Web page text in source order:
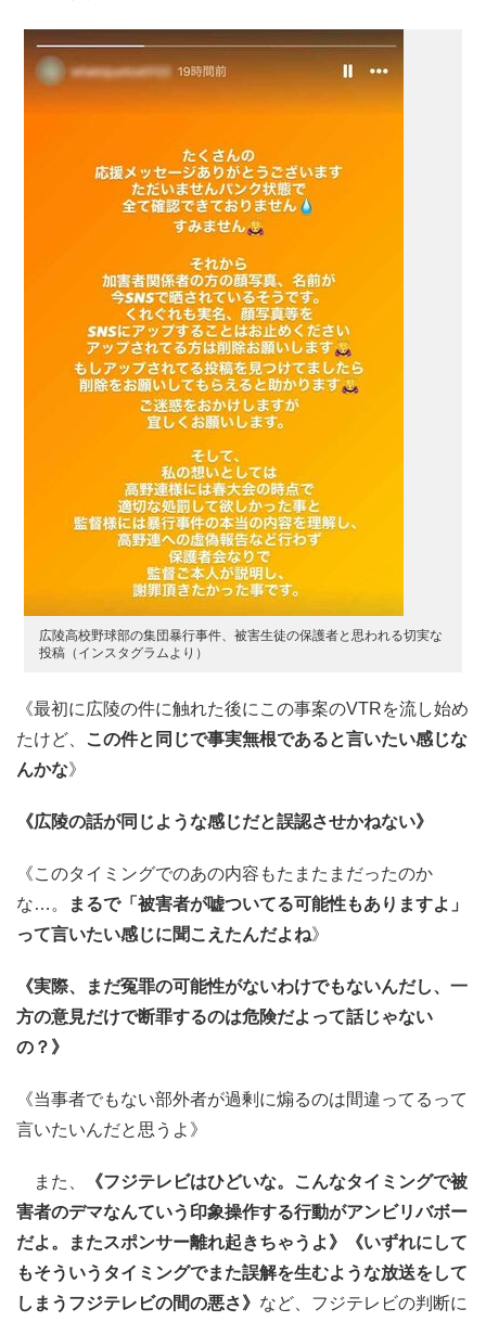
広陵高校野球部の集団暴行事件、被害生徒の保護者と思われる切実な
投稿（インスタグラムより）
《最初に広陵の件に触れた後にこの事案のVTRを流し始め
たけど、
この件と同じで事実無根であると言いたい感じな
んかな》
《広陵の話が同じような感じだと誤認させかねない》
《このタイミングでのあの内容もたまたまだったのか
な…。
まるで「被害者が嘘ついてる可能性もありますよ」
って言いたい感じに聞こえたんだよね》
《実際、まだ冤罪の可能性がないわけでもないんだし、一
方の意見だけで断罪するのは危険だよって話じゃない
の？》
《当事者でもない部外者が過剰に煽るのは間違ってるって
言いたいんだと思うよ》
また、
《フジテレビはひどいな。こんなタイミングで被
害者のデマなんていう印象操作する行動がアンビリバボー
だよ。またスポンサー離れ起きちゃうよ》《いずれにして
もそういうタイミングでまた誤解を生むような放送をして
しまうフジテレビの間の悪さ》 など、フジテレビの判断に